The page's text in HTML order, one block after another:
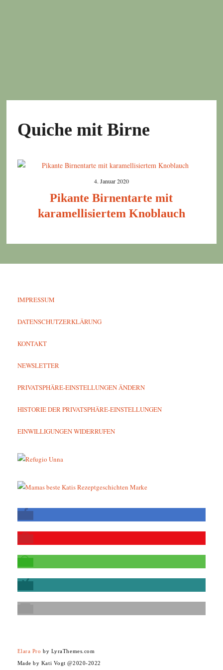
Quiche mit Birne
4. Januar 2020
Pikante Birnentarte mit
karamellisiertem Knoblauch
IMPRESSUM
DATENSCHUTZERKLÄRUNG
KONTAKT
NEWSLETTER
PRIVATSPHÄRE-EINSTELLUNGEN ÄNDERN
HISTORIE DER PRIVATSPHÄRE-EINSTELLUNGEN
EINWILLIGUNGEN WIDERRUFEN
Elara Pro by LyraThemes.com
Made by Kati Vogt @2020-2022